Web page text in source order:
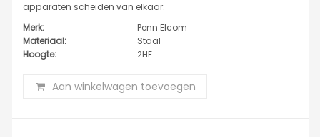
apparaten scheiden van elkaar.
Merk:
Penn Elcom
Materiaal:
Staal
Hoogte:
2HE
Aan winkelwagen toevoegen